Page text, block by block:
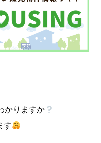
かりますか
す